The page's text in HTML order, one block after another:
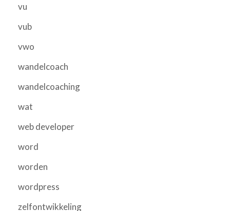
vu
vub
vwo
wandelcoach
wandelcoaching
wat
web developer
word
worden
wordpress
zelfontwikkeling